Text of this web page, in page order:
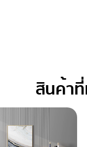
สินค้า